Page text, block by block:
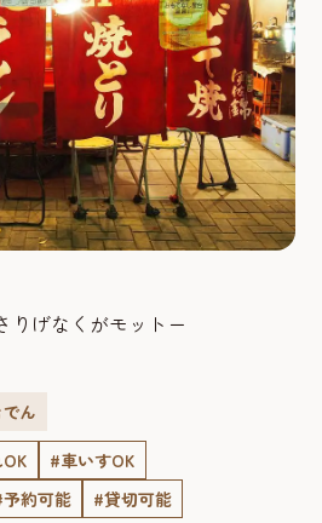
りげなくがモットー
ん
#車いすOK
約可能
#貸切可能